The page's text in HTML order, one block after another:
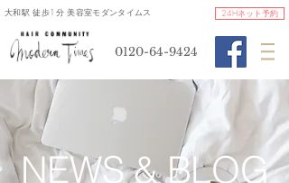
​大和駅 徒歩1分 美容室モダンタイムス
0120-64-9424
24Hネット予約
​NEWS & BLOG